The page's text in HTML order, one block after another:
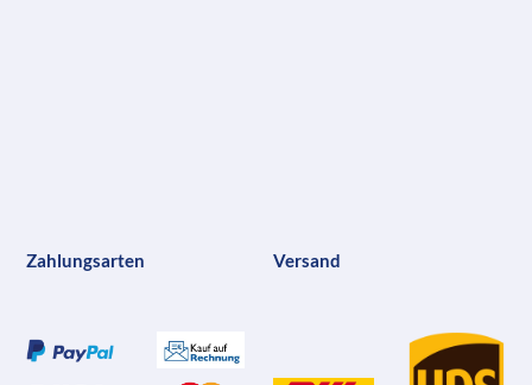
Zahlungsarten Versand